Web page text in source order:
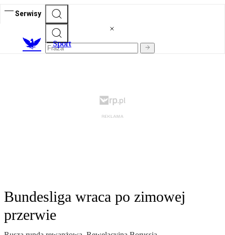
Serwisy
Sport
Bundesliga wraca po zimowej
przerwie